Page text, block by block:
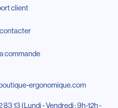
client
commande
ergonomique.com
13 (Lundi - Vendredi : 9h-12h -